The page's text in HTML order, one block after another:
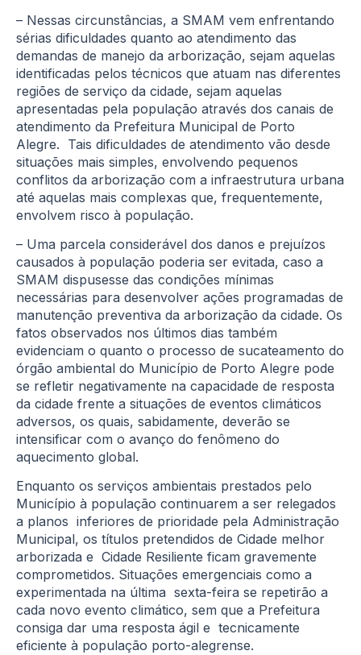
– Nessas circunstâncias, a SMAM vem enfrentando
sérias dificuldades quanto ao atendimento das
demandas de manejo da arborização, sejam aquelas
identificadas pelos técnicos que atuam nas diferentes
regiões de serviço da cidade, sejam aquelas
apresentadas pela população através dos canais de
atendimento da Prefeitura Municipal de Porto
Alegre. Tais dificuldades de atendimento vão desde
situações mais simples, envolvendo pequenos
conflitos da arborização com a infraestrutura urbana
até aquelas mais complexas que, frequentemente,
envolvem risco à população.
– Uma parcela considerável dos danos e prejuízos
causados à população poderia ser evitada, caso a
SMAM dispusesse das condições mínimas
necessárias para desenvolver ações programadas de
manutenção preventiva da arborização da cidade. Os
fatos observados nos últimos dias também
evidenciam o quanto o processo de sucateamento do
órgão ambiental do Município de Porto Alegre pode
se refletir negativamente na capacidade de resposta
da cidade frente a situações de eventos climáticos
adversos, os quais, sabidamente, deverão se
intensificar com o avanço do fenômeno do
aquecimento global.
Enquanto os serviços ambientais prestados pelo
Município à população continuarem a ser relegados
a planos inferiores de prioridade pela Administração
Municipal, os títulos pretendidos de Cidade melhor
arborizada e Cidade Resiliente ficam gravemente
comprometidos. Situações emergenciais como a
experimentada na última sexta-feira se repetirão a
cada novo evento climático, sem que a Prefeitura
consiga dar uma resposta ágil e tecnicamente
eficiente à população porto-alegrense.